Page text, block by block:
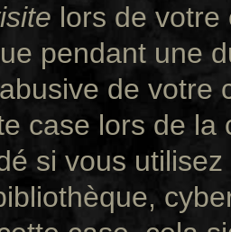
lors de votre
pendant une
de
case lors de la
si vous